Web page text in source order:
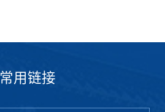
常用链接